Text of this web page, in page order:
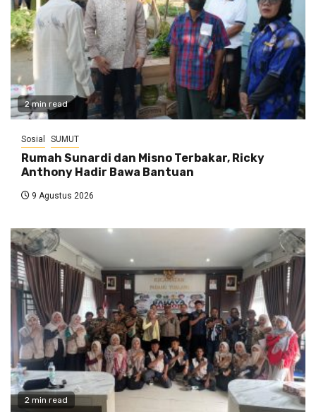
2 min read
Sosial SUMUT
Rumah Sunardi dan Misno Terbakar, Ricky
Anthony Hadir Bawa Bantuan
9 Agustus 2026
2 min read